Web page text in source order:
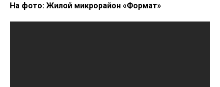
На фото: Жилой микрорайон «Формат»